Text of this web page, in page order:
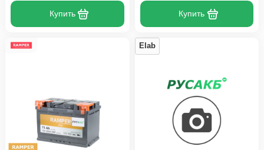
Купить Купить
Elab